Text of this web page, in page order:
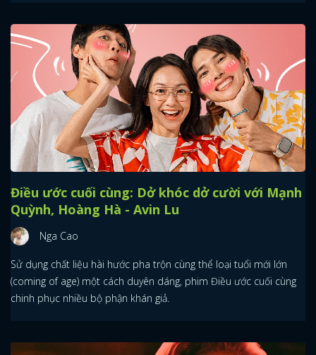
Điều ước cuối cùng: Dở khóc dở cười với Mạnh
Quỳnh, Hoàng Hà - Avin Lu
Nga Cao
Sử dụng chất liệu hài hước pha trộn cùng thể loại tuổi mới lớn
(coming of age) một cách duyên dáng, phim Điều ước cuối cùng
chinh phục nhiều bộ phận khán giả.